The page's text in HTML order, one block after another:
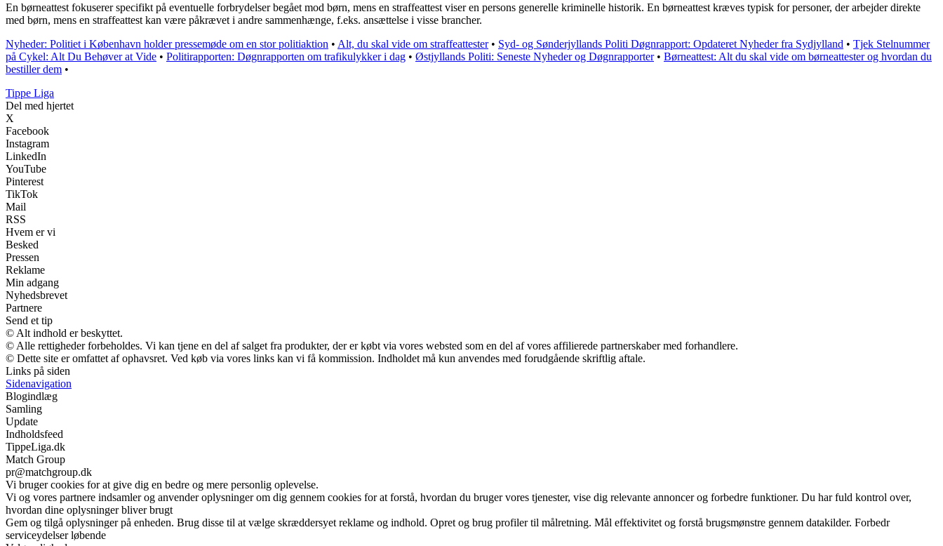
En børneattest fokuserer specifikt på eventuelle forbrydelser begået mod børn, mens en straffeattest viser en persons generelle kriminelle historik. En børneattest kræves typisk for personer, der arbejder direkte
med børn, mens en straffeattest kan være påkrævet i andre sammenhænge, f.eks. ansættelse i visse brancher.
Nyheder: Politiet i København holder pressemøde om en stor politiaktion • Alt, du skal vide om straffeattester• Syd- og Sønderjyllands Politi Døgnrapport: Opdateret Nyheder fra Sydjylland • Tjek Stelnummer
på Cykel: Alt Du Behøver at Vide • Politirapporten: Døgnrapporten om trafikulykker i dag • Østjyllands Politi: Seneste Nyheder og Døgnrapporter• Børneattest: Alt du skal vide om børneattester og hvordan du
bestiller dem •
Tippe Liga
Del med hjertet
X
Facebook
Instagram
LinkedIn
YouTube
Pinterest
TikTok
Mail
RSS
Hvem er vi
Besked
Pressen
Reklame
Min adgang
Nyhedsbrevet
Partnere
Send et tip
© Alt indhold er beskyttet.
© Alle rettigheder forbeholdes. Vi kan tjene en del af salget fra produkter, der er købt via vores websted som en del af vores affilierede partnerskaber med forhandlere.
© Dette site er omfattet af ophavsret. Ved køb via vores links kan vi få kommission. Indholdet må kun anvendes med forudgående skriftlig aftale.
Links på siden
Sidenavigation
Blogindlæg
Samling
Update
Indholdsfeed
TippeLiga.dk
Match Group
pr@matchgroup.dk
Vi bruger cookies for at give dig en bedre og mere personlig oplevelse.
Vi og vores partnere indsamler og anvender oplysninger om dig gennem cookies for at forstå, hvordan du bruger vores tjenester, vise dig relevante annoncer og forbedre funktioner. Du har fuld kontrol over,
hvordan dine oplysninger bliver brugt
Gem og tilgå oplysninger på enheden. Brug disse til at vælge skræddersyet reklame og indhold. Opret og brug profiler til målretning. Mål effektivitet og forstå brugsmønstre gennem datakilder. Forbedr
serviceydelser løbende